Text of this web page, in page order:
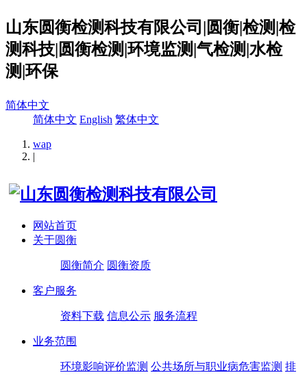
山东圆衡检测科技有限公司|圆衡|检测|检
测科技|圆衡检测|环境监测|气检测|水检
测|环保
简体中文
简体中文 English 繁体中文
wap
|
网站首页
关于圆衡
圆衡简介 圆衡资质
客户服务
资料下载 信息公示 服务流程
业务范围
环境影响评价监测 公共场所与职业病危害监测 排